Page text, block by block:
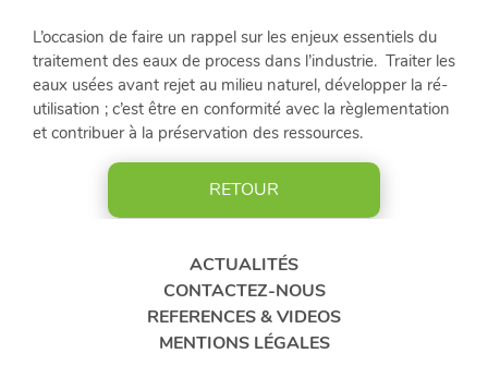
ACTUALITÉS
RÉFÉRENCES
&
VIDÉOS
L’occasion de faire un rappel sur les enjeux essentiels du
traitement des eaux de process dans l’industrie. Traiter les
eaux usées avant rejet au milieu naturel, développer la ré-
utilisation ; c’est être en conformité avec la règlementation
et contribuer à la préservation des ressources.
RETOUR
ACTUALITÉS
CONTACTEZ-NOUS
REFERENCES & VIDEOS
MENTIONS LÉGALES